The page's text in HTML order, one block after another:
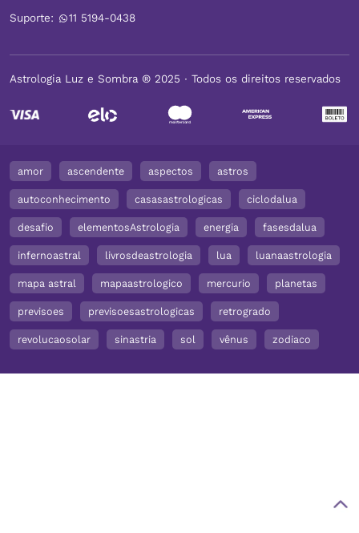
Suporte: 11 5194-0438
Astrologia Luz e Sombra ® 2025 ∙ Todos os direitos reservados
amor ascendente aspectos astros
autoconhecimento casasastrologicas ciclodalua
desafio elementosAstrologia energia fasesdalua
infernoastral livrosdeastrologia lua luanaastrologia
mapa astral mapaastrologico mercurio planetas
previsoes previsoesastrologicas retrogrado
revolucaosolar sinastria sol vênus zodiaco